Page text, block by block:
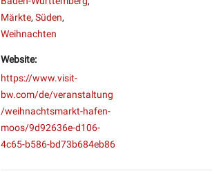
Märkte, Süden,
Weihnachten
Website:
https://www.visit-
bw.com/de/veranstaltung
/weihnachtsmarkt-hafen-
moos/9d92636e-d106-
4c65-b586-bd73b684eb86